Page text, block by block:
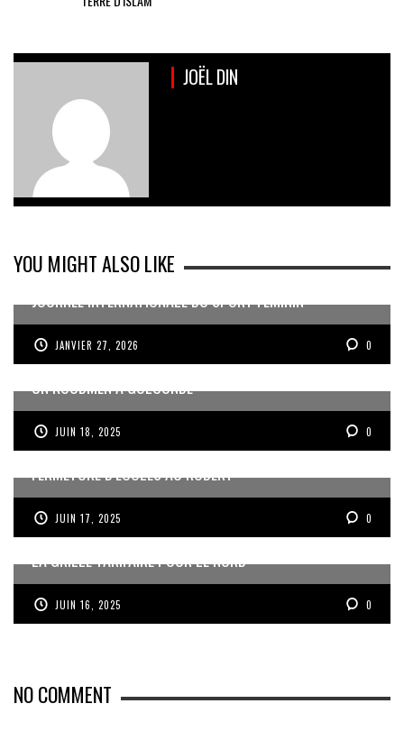
JOËL DIN
YOU MIGHT ALSO LIKE
JOURNÉE INTERNATIONALE DU SPORT FÉMININ
JANVIER 27, 2026 0
UN KOUDMEN À GOLCONDE
JUIN 18, 2025 0
FERMETURE D’ÉCOLES AU ROBERT
JUIN 17, 2025 0
LA GRILLE TARIFAIRE POUR LE NORD
JUIN 16, 2025 0
NO COMMENT